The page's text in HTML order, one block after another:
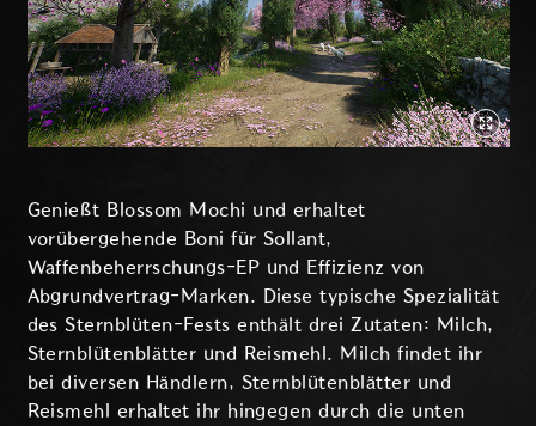
Genießt Blossom Mochi und erhaltet
vorübergehende Boni für Sollant,
Waffenbeherrschungs-EP und Effizienz von
Abgrundvertrag-Marken. Diese typische Spezialität
des Sternblüten-Fests enthält drei Zutaten: Milch,
Sternblütenblätter und Reismehl. Milch findet ihr
bei diversen Händlern, Sternblütenblätter und
Reismehl erhaltet ihr hingegen durch die unten